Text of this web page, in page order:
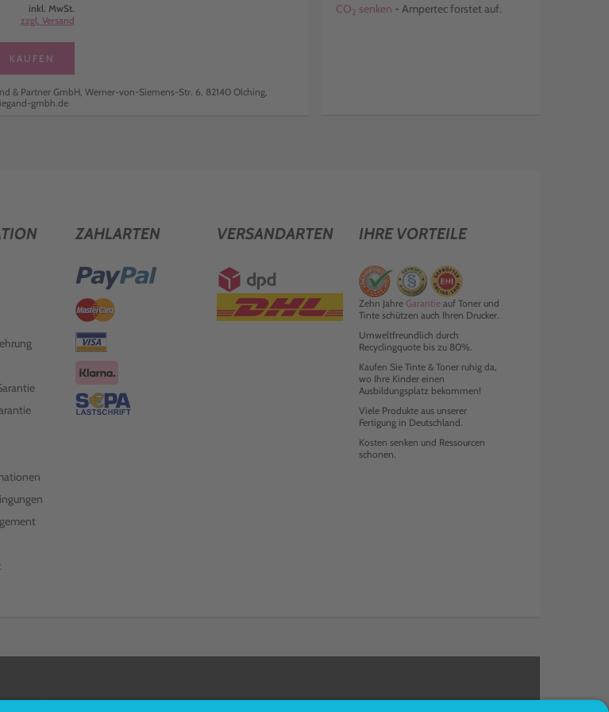
inkl. MwSt.
zzgl. Versand
KAUFEN
& Partner GmbH, Werner-von-Siemens-Str. 6, 82140 Olching,
gmbh.de
CO2 senken - Ampertec forstet auf.
ZAHLARTEN VERSANDARTEN IHRE VORTEILE
Zehn Jahre Garantieauf Toner und
Tinte schützen auch Ihren Drucker.
Umweltfreundlich durch
Recyclingquote bis zu 80%.
Kaufen Sie Tinte & Toner ruhig da,
wo Ihre Kinder einen
Ausbildungsplatz bekommen!
Viele Produkte aus unserer
Fertigung in Deutschland.
Kosten senken und Ressourcen
schonen.
UNS